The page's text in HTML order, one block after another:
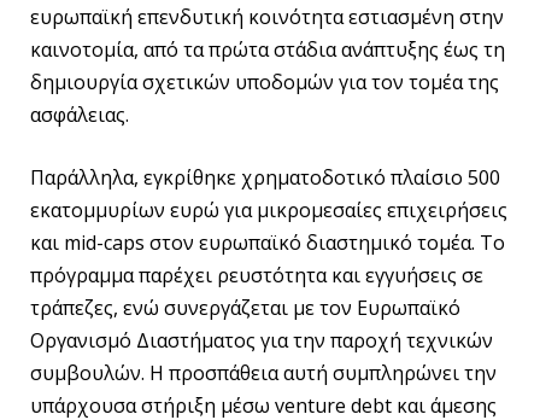
ευρωπαϊκή επενδυτική κοινότητα εστιασμένη στην
καινοτομία, από τα πρώτα στάδια ανάπτυξης έως τη
δημιουργία σχετικών υποδομών για τον τομέα της
ασφάλειας.
Παράλληλα, εγκρίθηκε χρηματοδοτικό πλαίσιο 500
εκατομμυρίων ευρώ για μικρομεσαίες επιχειρήσεις
και mid-caps στον ευρωπαϊκό διαστημικό τομέα. Το
πρόγραμμα παρέχει ρευστότητα και εγγυήσεις σε
τράπεζες, ενώ συνεργάζεται με τον Ευρωπαϊκό
Οργανισμό Διαστήματος για την παροχή τεχνικών
συμβουλών. Η προσπάθεια αυτή συμπληρώνει την
υπάρχουσα στήριξη μέσω venture debt και άμεσης